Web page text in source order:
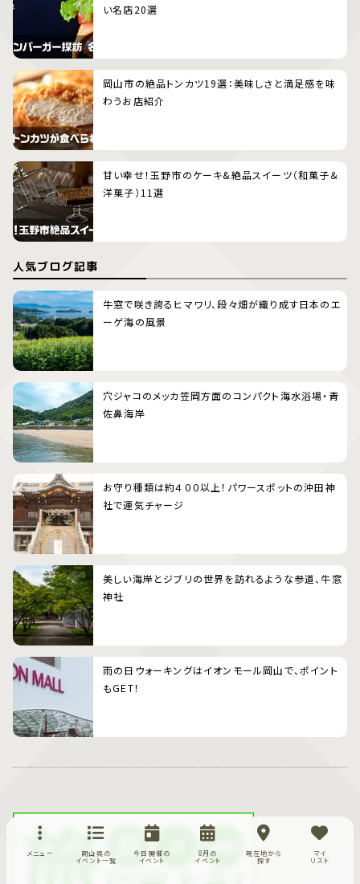
い名店20選
岡山市の絶品トンカツ19選：美味しさと満足感を味
わうお店紹介
甘い幸せ！玉野市のケーキ&絶品スイーツ（和菓子＆
洋菓子）11選
人気ブログ記事
牛窓で咲き誇るヒマワリ、段々畑が織り成す日本のエ
ーゲ海の風景
穴ジャコのメッカ笠岡方面のコンパクト海水浴場・青
佐鼻海岸
お守り種類は約４００以上！パワースポットの沖田神
社で運気チャージ
美しい海岸とジブリの世界を訪れるような参道、牛窓
神社
雨の日ウォーキングはイオンモール岡山で、ポイント
もGET！
メニュー
岡山県の
イベント一覧
今日開催の
イベント
8月の
イベント
現在地から
探す
マイ
リスト